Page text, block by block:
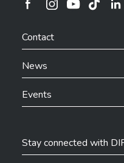
Ville de Differdange
Contact
News
Events
Stay connected with